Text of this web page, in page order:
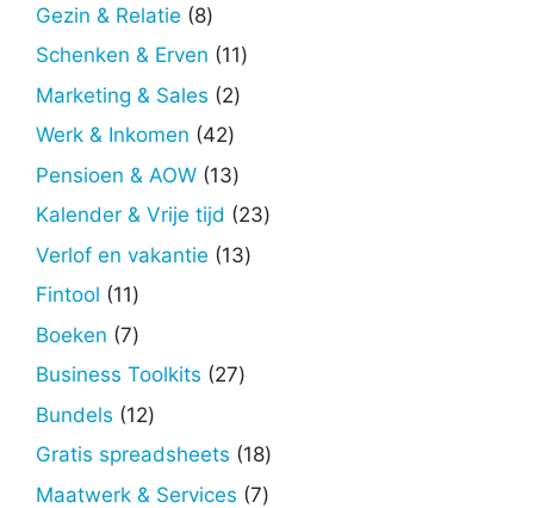
Gezin & Relatie 88
producten
Schenken & Erven 1111
Marketing & Sales 22
Werk & Inkomen 4242
producten
Pensioen & AOW 1313
producten
Kalender & Vrije tijd 2323
Verlof en vakantie 1313
Fintool 1111
producten
Boeken 77
producten
Business Toolkits 2727
Bundels 1212
producten
Gratis spreadsheets 1818
producten
Maatwerk & Services 77